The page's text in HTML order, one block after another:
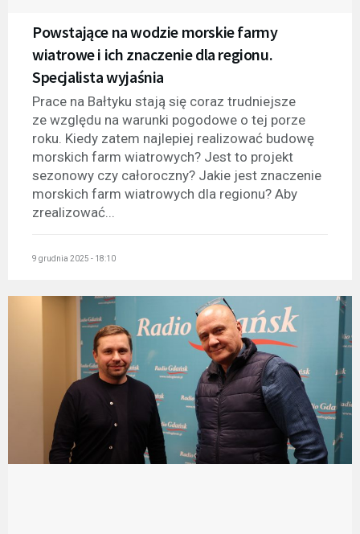
Powstające na wodzie morskie farmy
wiatrowe i ich znaczenie dla regionu.
Specjalista wyjaśnia
Prace na Bałtyku stają się coraz trudniejsze
ze względu na warunki pogodowe o tej porze
roku. Kiedy zatem najlepiej realizować budowę
morskich farm wiatrowych? Jest to projekt
sezonowy czy całoroczny? Jakie jest znaczenie
morskich farm wiatrowych dla regionu? Aby
zrealizować...
9 grudnia 2025 - 18:10